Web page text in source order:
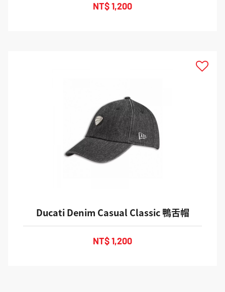
NT$ 1,200
Ducati Denim Casual Classic 鴨舌帽
NT$ 1,200